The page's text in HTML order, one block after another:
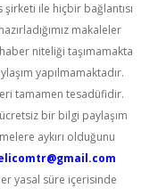
ile hiçbir bağlantısı
makaleler
niteliği taşımamakta
yapılmamaktadır.
tamamen tesadüfidir.
bir bilgi paylaşım
aykırı olduğunu
yasal süre içerisinde